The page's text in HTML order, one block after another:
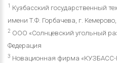
1
Кузбасский государственный
имени Т.Ф. Горбачева, г.
2 ООО «Солнцевский угольный
Федерация
3 Новационная фирма «КУЗБАСС-